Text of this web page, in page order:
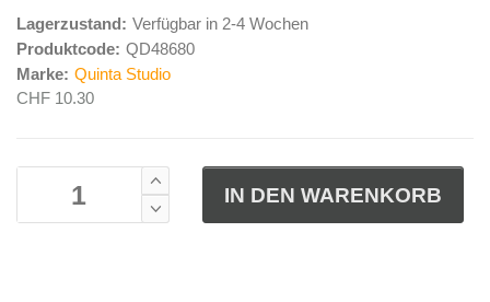
Lagerzustand: Verfügbar in 2-4 Wochen
Produktcode: QD48680
Marke: Quinta Studio
CHF 10.30